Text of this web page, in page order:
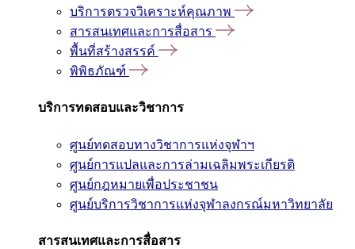
บริการตรวจวิเคราะห์คุณภาพ
สารสนเทศและการสื่อสาร
พื้นที่สร้างสรรค์
พิพิธภัณฑ์
บริการทดสอบและวิชาการ
ศูนย์ทดสอบทางวิชาการแห่งจุฬาฯ
ศูนย์การแปลและการล่ามเฉลิมพระเกียรติ
ศูนย์กฎหมายเพื่อประชาชน
ศูนย์บริการวิชาการแห่งจุฬาลงกรณ์มหาวิทยาลัย
สารสนเทศและการสื่อสาร